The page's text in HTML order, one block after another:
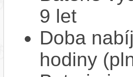
9 let
Doba
hodiny